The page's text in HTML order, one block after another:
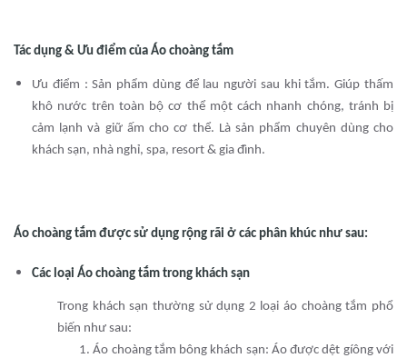
Tác dụng & Ưu điểm của Áo choàng tắm
Ưu điểm : Sản phẩm dùng để lau người sau khi tắm. Giúp thấm
khô nước trên toàn bộ cơ thể một cách nhanh chóng, tránh bị
cảm lạnh và giữ ấm cho cơ thể. Là sản phẩm chuyên dùng cho
khách sạn, nhà nghỉ, spa, resort & gia đình.
Áo choàng tắm được sử dụng rộng rãi ở các phân khúc như sau:
Các loại Áo choàng tắm trong khách sạn
Trong khách sạn thường sử dụng 2 loại áo choàng tắm phổ
biến như sau:
1. Áo choàng tắm bông khách sạn: Áo được dệt gíông với